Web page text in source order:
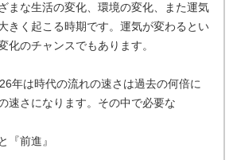
まな生活の変化、環境の変化、また運気
きく起こる時期です。運気が変わるとい
化のチャンスでもあります。
年は時代の流れの速さは過去の何倍に
速さになります。その中で必要な
『前進』